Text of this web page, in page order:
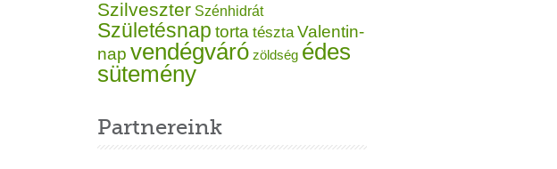
Szilveszter Szénhidrát
Születésnap torta tészta Valentin-
nap vendégváró zöldség édes
sütemény
Partnereink